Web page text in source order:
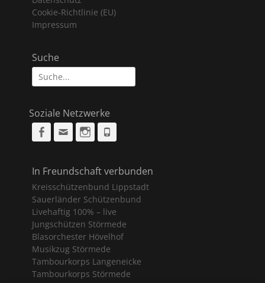
Cookie-Richtlinie (EU)
Impressum
Suche
Suche
nach:
Soziale Netzwerke
Facebook
Email Instagram
In Freundschaft verbunden
Kreisschützenbund Lippstadt
Sauerländer Schützenbund
Livehaftig 100% – live
Jungschützen Störmede
Blasorchester Hövelhof
Musikzug Störmede
Tambourkorps Langeneicke
Tambourkorps Störmede